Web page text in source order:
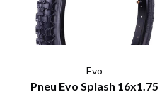
Evo
Pneu Evo Splash 16x1.75